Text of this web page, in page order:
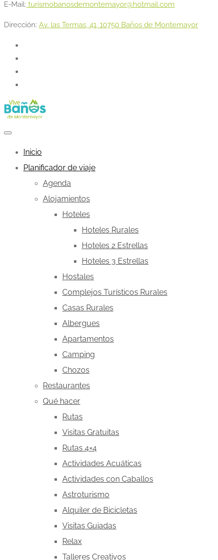
E-Mail: turismobanosdemontemayor@hotmail.com
Dirección: Av. las Termas, 41, 10750 Baños de Montemayor
Inicio
Planificador de viaje
Agenda
Alojamientos
Hoteles
Hoteles Rurales
Hoteles 2 Estrellas
Hoteles 3 Estrellas
Hostales
Complejos Turísticos Rurales
Casas Rurales
Albergues
Apartamentos
Camping
Chozos
Restaurantes
Qué hacer
Rutas
Visitas Gratuitas
Rutas 4×4
Actividades Acuáticas
Actividades con Caballos
Astroturismo
Alquiler de Bicicletas
Visitas Guiadas
Relax
Talleres Creativos